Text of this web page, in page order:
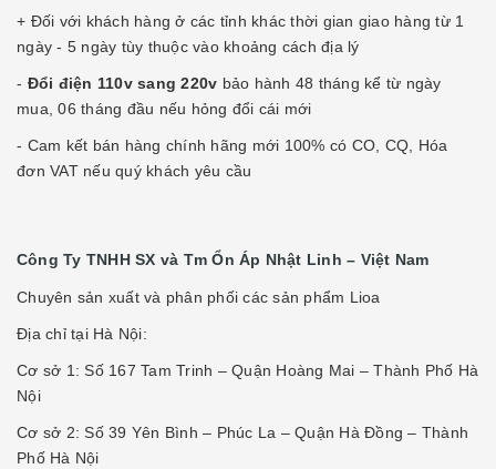
+ Đối với khách hàng ở các tỉnh khác thời gian giao hàng từ 1
ngày - 5 ngày tùy thuộc vào khoảng cách địa lý
- Đổi điện 110v sang 220v bảo hành 48 tháng kể từ ngày
mua, 06 tháng đầu nếu hỏng đổi cái mới
- Cam kết bán hàng chính hãng mới 100% có CO, CQ, Hóa
đơn VAT nếu quý khách yêu cầu
Công Ty TNHH SX và Tm Ổn Áp Nhật Linh – Việt Nam
Chuyên sản xuất và phân phối các sản phẩm Lioa
Địa chỉ tại Hà Nội:
Cơ sở 1: Số 167 Tam Trinh – Quận Hoàng Mai – Thành Phố Hà
Nội
Cơ sở 2: Số 39 Yên Bình – Phúc La – Quận Hà Đồng – Thành
Phố Hà Nội